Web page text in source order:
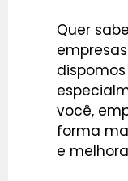
Quer
você,
forma
e